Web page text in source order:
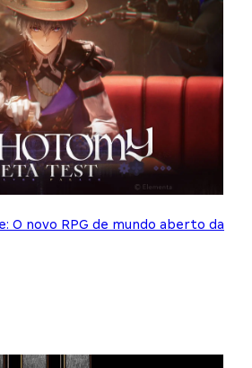
O novo RPG de mundo aberto da